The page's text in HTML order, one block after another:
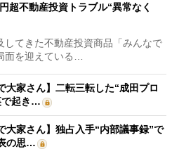
超不動産投資トラブル“異常なく
てきた不動産投資商品「みんなで
面を迎えている…
大家さん】二転三転した“成田プロ
で起き…
大家さん】独占入手“内部議事録”で
の思…